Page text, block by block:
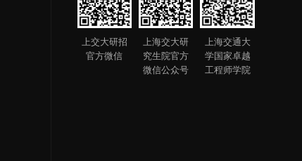
上交大研招
官方微信
上海交大研
究生院官方
微信公众号
上海交通大
学国家卓越
工程师学院